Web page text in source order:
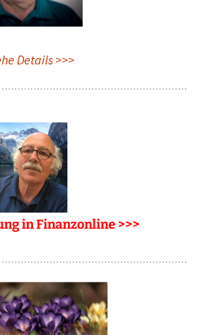
Details >>>
in Finanzonline >>>